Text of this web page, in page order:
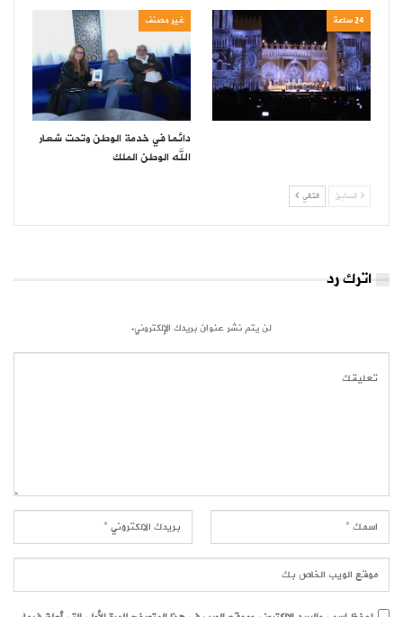
24 ساعة غير مصنف
دائما في خدمة الوطن وتحت شعار
الله الوطن الملك
السابق التالي
اترك رد
لن يتم نشر عنوان بريدك الإلكتروني.